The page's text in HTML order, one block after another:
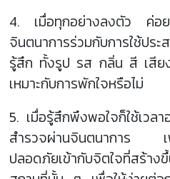
4. เมื่อทุกอย่างลงตัว ค่อ
จินตนาการร่วมกับการใช้ปร
รู้สึก ทั้งรูป รส กลิ่น สี เสีย
เหมาะกับการพักใจหรือไม่
5. เมื่อรู้สึกพึงพอใจก็ใช้เวล
สำรวจผ่านจินตนาการ เพื่
ปลอดภัยเข้ากับจิตใจที่สร้า